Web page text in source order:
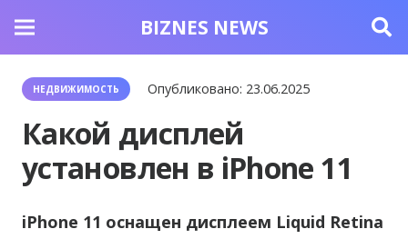
BIZNES NEWS
НЕДВИЖИМОСТЬ Опубликовано: 23.06.2025
Какой дисплей
установлен в iPhone 11
iPhone 11 оснащен дисплеем Liquid Retina